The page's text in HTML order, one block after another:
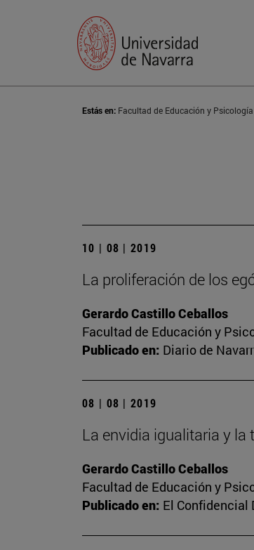
Estás en: Facultad de Educación y Psicología
10 | 08 | 2019
La proliferación de los
Gerardo Castillo Ceballos
Facultad de Educación y
Publicado en: Diario de
08 | 08 | 2019
La envidia igualitaria y la
Gerardo Castillo Ceballos
Facultad de Educación y
Publicado en: El Confidencial